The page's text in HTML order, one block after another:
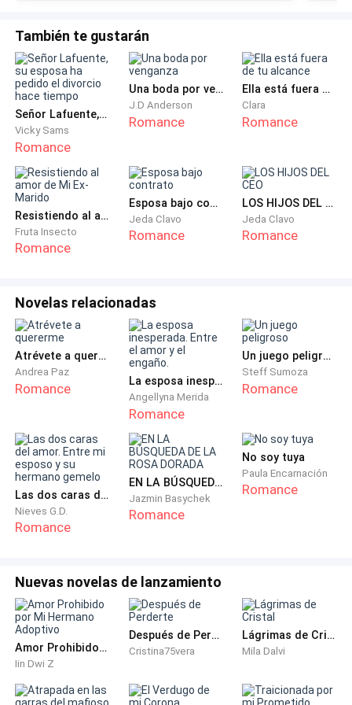
—No, mamá. Ese medicamento me causa mareos y
ganas de vomitar. Por favor, déjame tranquila —
respondió Eleonor, intentando mantener su
entusiasmo.
hija fueran otro desafío.
—Es mejor vivir mareada que gorda. —¿Alguna vez has
visto una diseñadora de modas gorda? —replicó, y
Suspiró. Tenía una relación complicada con su madre,
un tira y afloja de amor y odio. A sus veinticinco años,
se preguntaba cómo había llegado a esta edad sin
desmoronarse. Por esa razón, Michael era su oasis en
medio de la tormenta.
Siempre había lidiado con problemas de sobrepeso.
Con un metro setenta y cinco de estatura, curvas
notables y una melena castaña, muchos la
describirían como "gorda", pero ella prefería verse
como una mujer de contextura robusta.
constante.
Su hermana mayor, Cristina, quien seguía sentada en
el sofá hojeando una revista, intervino:
—Mamá, tienes que darte por vencida; esa gorda es un
También te gustarán
Señor Lafuente, su esposa ha pedido el divorcio hace tiempo
Vicky Sams
Romance
Una boda por venganza
J.D Anderson
Romance
Ella está fuera de tu alcance
Clara
Romance
Resistiendo al amor de Mi Ex-Marido
Fruta Insecto
Romance
Esposa bajo contrato
Jeda Clavo
Romance
LOS HIJOS DEL CEO
Jeda Clavo
Romance
Novelas relacionadas
Atrévete a quererme
Andrea Paz
Romance La esposa inesperada. Entre el amor y el engaño.
Angellyna Merida
Romance
Un juego peligroso
Steff Sumoza
Romance
Las dos caras del amor. Entre mi esposo y su hermano gemelo
Nieves G.D.
Romance
EN LA BÚSQUEDA DE LA ROSA DORADA
Jazmin Basychek
Romance
No soy tuya
Paula Encarnación
Romance
Nuevas novelas de lanzamiento
Amor Prohibido por Mi Hermano Adoptivo
Iin Dwi Z
Después de Perderte
Cristina75vera
Lágrimas de Cristal
Mila Dalvi